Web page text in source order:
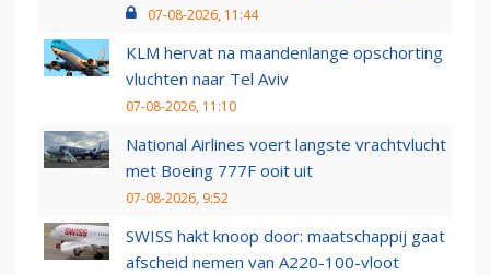
07-08-2026, 11:44
KLM hervat na maandenlange opschorting
vluchten naar Tel Aviv
07-08-2026, 11:10
National Airlines voert langste vrachtvlucht
met Boeing 777F ooit uit
07-08-2026, 9:52
SWISS hakt knoop door: maatschappij gaat
afscheid nemen van A220-100-vloot